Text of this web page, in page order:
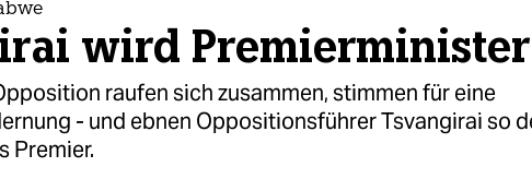
wird Premierminister
raufen sich zusammen, stimmen für eine
- und ebnen Oppositionsführer Tsvangirai so
Premier.